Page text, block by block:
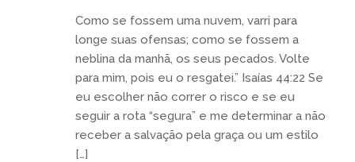
Como se fossem uma nuvem, varri para
longe suas ofensas; como se fossem a
neblina da manhã, os seus pecados. Volte
para mim, pois eu o resgatei.” Isaías 44:22 Se
eu escolher não correr o risco e se eu
seguir a rota “segura” e me determinar a não
receber a salvação pela graça ou um estilo
[…]